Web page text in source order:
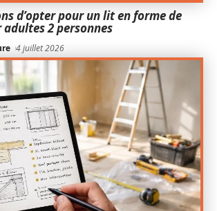
d’opter pour un lit en forme de
2 personnes
4 juillet 2026